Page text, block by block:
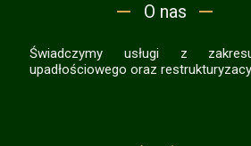
Świadczymy usługi z
upadłościowego oraz
O nas